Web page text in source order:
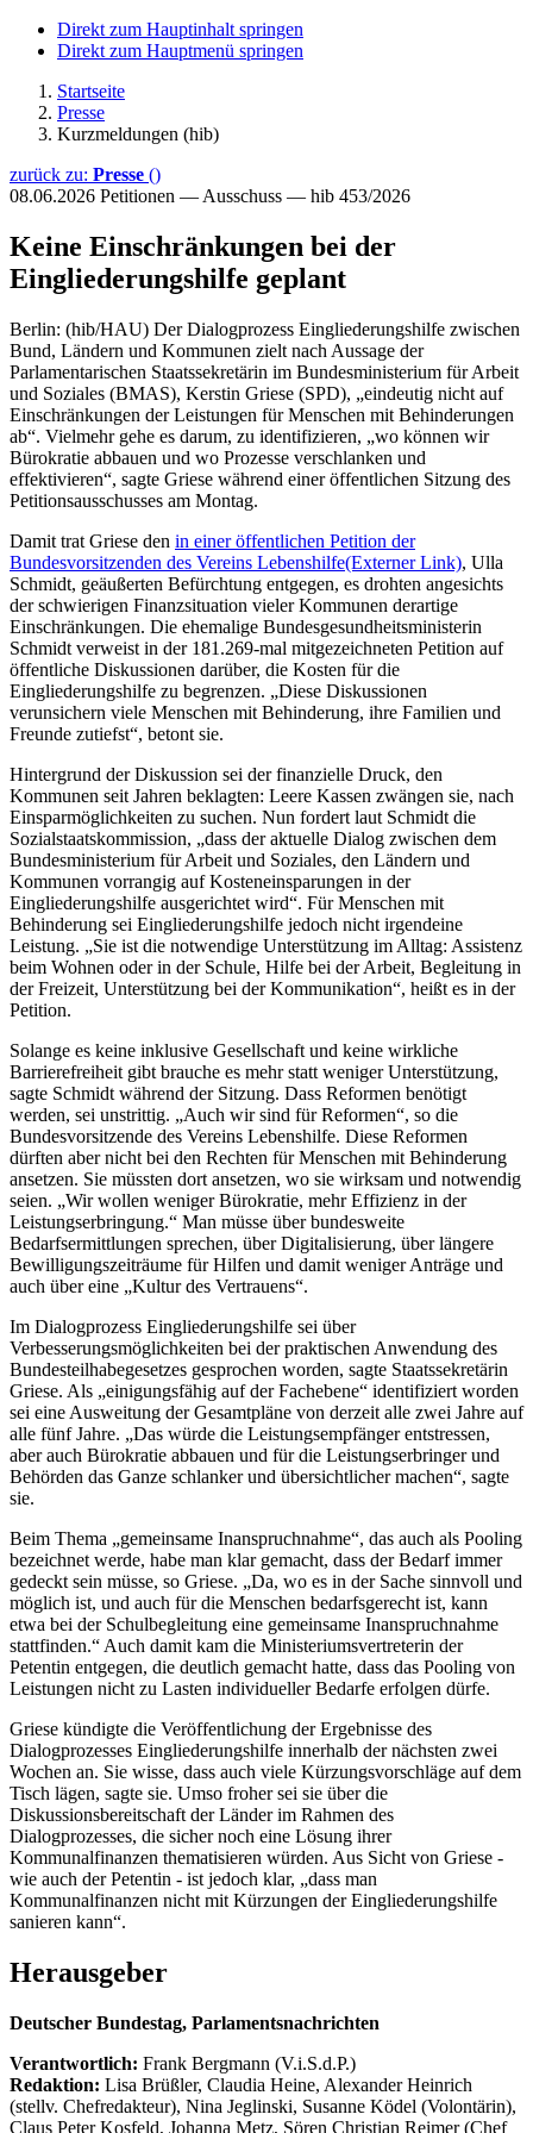
Direkt zum Hauptinhalt springen
Direkt zum Hauptmenü springen
Startseite
Presse
Kurzmeldungen (hib)
zurück zu: Presse ()
08.06.2026 Petitionen — Ausschuss — hib 453/2026
Keine Einschränkungen bei der
Eingliederungshilfe geplant
Berlin: (hib/HAU) Der Dialogprozess Eingliederungshilfe zwischen
Bund, Ländern und Kommunen zielt nach Aussage der
Parlamentarischen Staatssekretärin im Bundesministerium für Arbeit
und Soziales (BMAS), Kerstin Griese (SPD), „eindeutig nicht auf
Einschränkungen der Leistungen für Menschen mit Behinderungen
ab“. Vielmehr gehe es darum, zu identifizieren, „wo können wir
Bürokratie abbauen und wo Prozesse verschlanken und
effektivieren“, sagte Griese während einer öffentlichen Sitzung des
Petitionsausschusses am Montag.
Damit trat Griese den in einer öffentlichen Petition der
Bundesvorsitzenden des Vereins Lebenshilfe(Externer Link), Ulla
Schmidt, geäußerten Befürchtung entgegen, es drohten angesichts
der schwierigen Finanzsituation vieler Kommunen derartige
Einschränkungen. Die ehemalige Bundesgesundheitsministerin
Schmidt verweist in der 181.269-mal mitgezeichneten Petition auf
öffentliche Diskussionen darüber, die Kosten für die
Eingliederungshilfe zu begrenzen. „Diese Diskussionen
verunsichern viele Menschen mit Behinderung, ihre Familien und
Freunde zutiefst“, betont sie.
Hintergrund der Diskussion sei der finanzielle Druck, den
Kommunen seit Jahren beklagten: Leere Kassen zwängen sie, nach
Einsparmöglichkeiten zu suchen. Nun fordert laut Schmidt die
Sozialstaatskommission, „dass der aktuelle Dialog zwischen dem
Bundesministerium für Arbeit und Soziales, den Ländern und
Kommunen vorrangig auf Kosteneinsparungen in der
Eingliederungshilfe ausgerichtet wird“. Für Menschen mit
Behinderung sei Eingliederungshilfe jedoch nicht irgendeine
Leistung. „Sie ist die notwendige Unterstützung im Alltag: Assistenz
beim Wohnen oder in der Schule, Hilfe bei der Arbeit, Begleitung in
der Freizeit, Unterstützung bei der Kommunikation“, heißt es in der
Petition.
Solange es keine inklusive Gesellschaft und keine wirkliche
Barrierefreiheit gibt brauche es mehr statt weniger Unterstützung,
sagte Schmidt während der Sitzung. Dass Reformen benötigt
werden, sei unstrittig. „Auch wir sind für Reformen“, so die
Bundesvorsitzende des Vereins Lebenshilfe. Diese Reformen
dürften aber nicht bei den Rechten für Menschen mit Behinderung
ansetzen. Sie müssten dort ansetzen, wo sie wirksam und notwendig
seien. „Wir wollen weniger Bürokratie, mehr Effizienz in der
Leistungserbringung.“ Man müsse über bundesweite
Bedarfsermittlungen sprechen, über Digitalisierung, über längere
Bewilligungszeiträume für Hilfen und damit weniger Anträge und
auch über eine „Kultur des Vertrauens“.
Im Dialogprozess Eingliederungshilfe sei über
Verbesserungsmöglichkeiten bei der praktischen Anwendung des
Bundesteilhabegesetzes gesprochen worden, sagte Staatssekretärin
Griese. Als „einigungsfähig auf der Fachebene“ identifiziert worden
sei eine Ausweitung der Gesamtpläne von derzeit alle zwei Jahre auf
alle fünf Jahre. „Das würde die Leistungsempfänger entstressen,
aber auch Bürokratie abbauen und für die Leistungserbringer und
Behörden das Ganze schlanker und übersichtlicher machen“, sagte
sie.
Beim Thema „gemeinsame Inanspruchnahme“, das auch als Pooling
bezeichnet werde, habe man klar gemacht, dass der Bedarf immer
gedeckt sein müsse, so Griese. „Da, wo es in der Sache sinnvoll und
möglich ist, und auch für die Menschen bedarfsgerecht ist, kann
etwa bei der Schulbegleitung eine gemeinsame Inanspruchnahme
stattfinden.“ Auch damit kam die Ministeriumsvertreterin der
Petentin entgegen, die deutlich gemacht hatte, dass das Pooling von
Leistungen nicht zu Lasten individueller Bedarfe erfolgen dürfe.
Griese kündigte die Veröffentlichung der Ergebnisse des
Dialogprozesses Eingliederungshilfe innerhalb der nächsten zwei
Wochen an. Sie wisse, dass auch viele Kürzungsvorschläge auf dem
Tisch lägen, sagte sie. Umso froher sei sie über die
Diskussionsbereitschaft der Länder im Rahmen des
Dialogprozesses, die sicher noch eine Lösung ihrer
Kommunalfinanzen thematisieren würden. Aus Sicht von Griese -
wie auch der Petentin - ist jedoch klar, „dass man
Kommunalfinanzen nicht mit Kürzungen der Eingliederungshilfe
sanieren kann“.
Herausgeber
Deutscher Bundestag, Parlamentsnachrichten
Verantwortlich: Frank Bergmann (V.i.S.d.P.)
Redaktion: Lisa Brüßler, Claudia Heine, Alexander Heinrich
(stellv. Chefredakteur), Nina Jeglinski, Susanne Ködel (Volontärin),
Claus Peter Kosfeld, Johanna Metz, Sören Christian Reimer (Chef